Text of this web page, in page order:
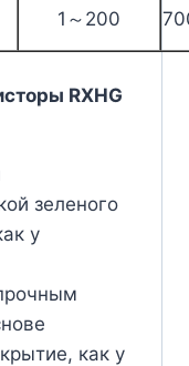
1～200
RXHG
зеленого
у
как у